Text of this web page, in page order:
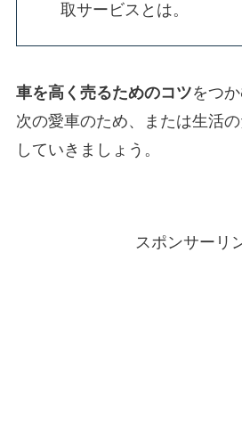
取サービスとは。
車を高く売るためのコツをつ
次の愛車のため、または生活
していきましょう。
スポンサーリ